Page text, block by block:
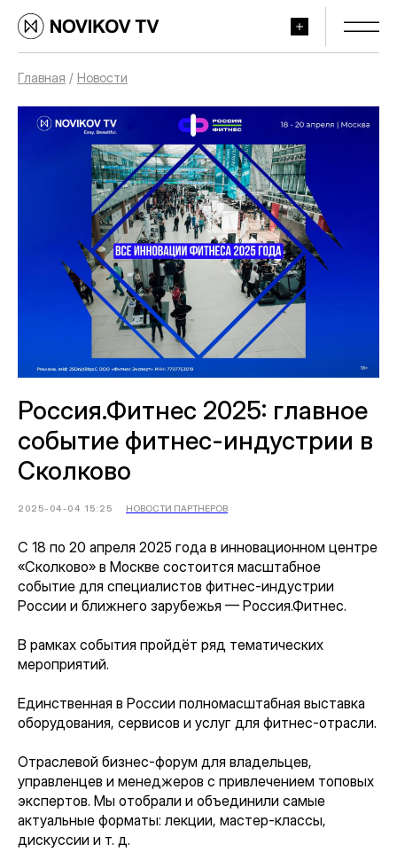
Главная / Новости
Россия.Фитнес 2025: главное
событие фитнес-индустрии в
Сколково
2025-04-04 15:25 НОВОСТИ ПАРТНЕРОВ
С 18 по 20 апреля 2025 года в инновационном центре
«Сколково» в Москве состоится масштабное
событие для специалистов фитнес-индустрии
России и ближнего зарубежья — Россия.Фитнес.
В рамках события пройдёт ряд тематических
мероприятий.
Единственная в России полномасштабная выставка
оборудования, сервисов и услуг для фитнес-отрасли.
Отраслевой бизнес-форум для владельцев,
управленцев и менеджеров с привлечением топовых
экспертов. Мы отобрали и объединили самые
актуальные форматы: лекции, мастер-классы,
дискуссии и т. д.